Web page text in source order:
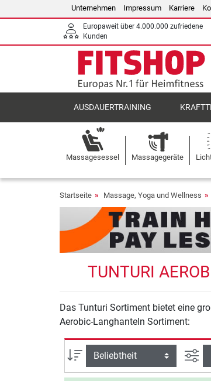
Unternehmen Impressum Karriere
Europaweit über 4.000.000 zufriedene
Kunden
AUSDAUERTRAINING
Massagesessel Massagegeräte
Startseite Massage, Yoga und Wellness
TUNTURI
Das Tunturi Sortiment bietet eine
Aerobic-Langhanteln Sortiment:
Sortierung